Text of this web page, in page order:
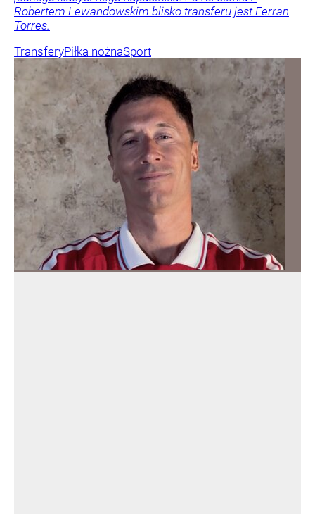
Robertem Lewandowskim blisko transferu jest Ferran
Torres.
TransferyPiłka nożnaSport